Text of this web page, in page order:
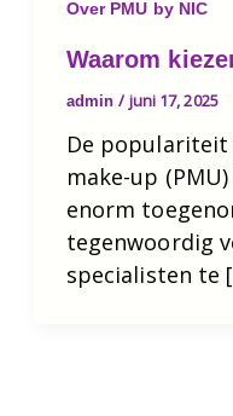
Over PMU by NIC
Waarom
admin/ juni 17, 2025
De
make-up
enorm
tegenwoordig
specialisten te